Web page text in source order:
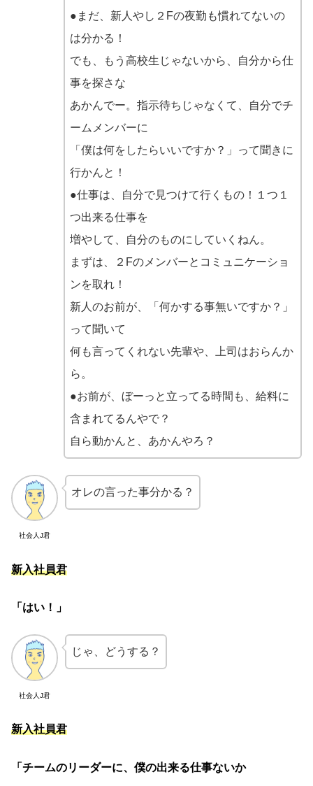
●まだ、新人やし２Fの夜勤も慣れてないの
は分かる！
でも、もう高校生じゃないから、自分から仕
事を探さな
あかんでー。指示待ちじゃなくて、自分でチ
ームメンバーに
「僕は何をしたらいいですか？」って聞きに
行かんと！
●仕事は、自分で見つけて行くもの！１つ１
つ出来る仕事を
増やして、自分のものにしていくねん。
まずは、２Fのメンバーとコミュニケーショ
ンを取れ！
新人のお前が、「何かする事無いですか？」
って聞いて
何も言ってくれない先輩や、上司はおらんか
ら。
●お前が、ぼーっと立ってる時間も、給料に
含まれてるんやで？
自ら動かんと、あかんやろ？
社会人J君
オレの言った事分かる？
新入社員君
「はい！」
社会人J君
じゃ、どうする？
新入社員君
「チームのリーダーに、僕の出来る仕事ないか